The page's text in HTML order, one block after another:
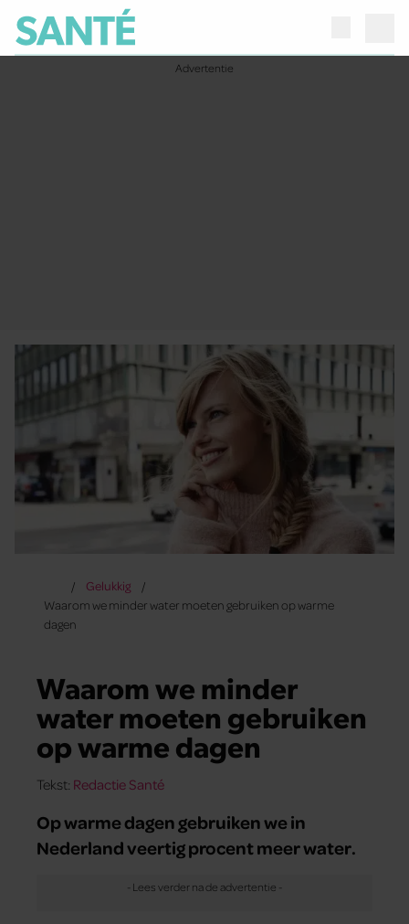
Gelukkig
Waarom we minder water moeten gebruiken op warme
dagen
Waarom we minder
water moeten gebruiken
op warme dagen
Tekst: Redactie Santé
Op warme dagen gebruiken we in
Nederland veertig procent meer water.